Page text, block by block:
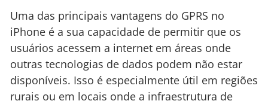
Uma das principais vantagens do GPRS no
iPhone é a sua capacidade de permitir que os
usuários acessem a internet em áreas onde
outras tecnologias de dados podem não estar
disponíveis. Isso é especialmente útil em regiões
rurais ou em locais onde a infraestrutura de